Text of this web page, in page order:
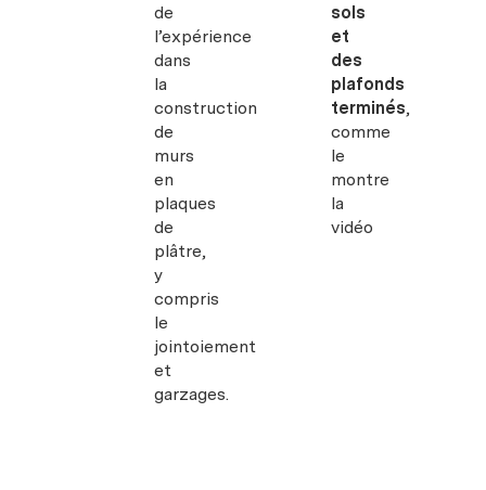
de
l’expérience
dans
la
construction
de
murs
en
plaques
de
plâtre,
y
compris
le
jointoiement
et
garzages.
sols
et
des
plafonds
terminés,
comme
le
montre
la
vidéo